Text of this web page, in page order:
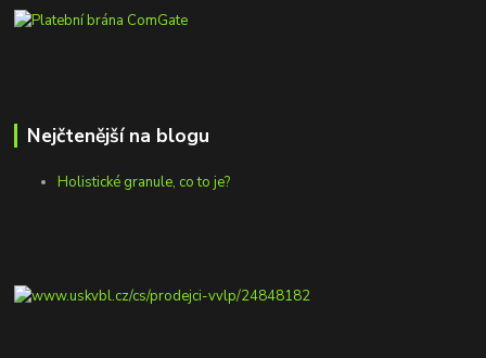
Nejčtenější na blogu
Holistické granule, co to je?